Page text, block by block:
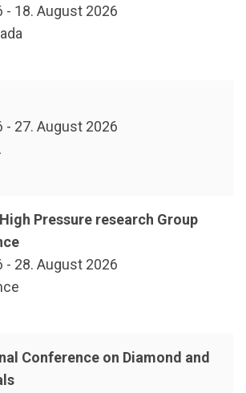
- 18. August 2026
- 27. August 2026
Pressure research Group
- 28. August 2026
Conference on Diamond and